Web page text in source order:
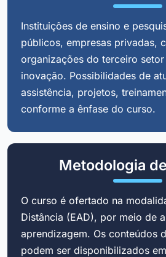
Instituições de ensino e
públicos, empresas privadas,
organizações do terceiro
inovação. Possibilidades de
assistência, projetos,
conforme a ênfase do curso.
Metodologia
O curso é ofertado na
Distância (EAD), por meio de
aprendizagem. Os conteúdos
podem ser disponibilizados